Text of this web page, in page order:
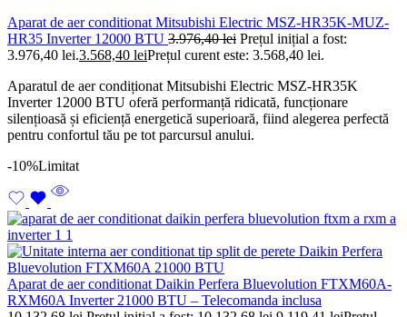
Aparat de aer conditionat Mitsubishi Electric MSZ-HR35K-MUZ-
HR35 Inverter 12000 BTU 3.976,40lei Prețul inițial a fost:
3.976,40 lei.3.568,40 leiPrețul curent este: 3.568,40 lei.
Aparatul de aer condiționat Mitsubishi Electric MSZ-HR35K
Inverter 12000 BTU oferă performanță ridicată, funcționare
silențioasă și eficiență energetică superioară, fiind alegerea perfectă
pentru confortul tău pe tot parcursul anului.
-10%Limitat
Aparat de aer conditionat Daikin Perfera Bluevolution FTXM60A-
RXM60A Inverter 21000 BTU – Telecomanda inclusa